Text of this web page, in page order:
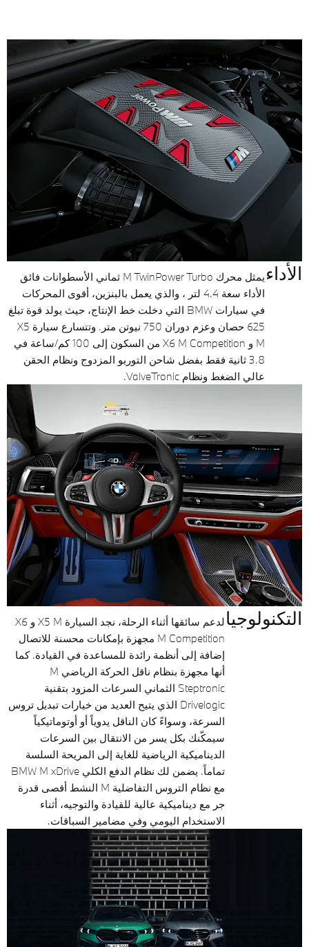
الأداء
يمثل محرك M TwinPower Turbo ثماني الأسطوانات فائق
الأداء سعة 4.4 لتر ، والذي يعمل بالبنزين، أقوى المحركات
في سيارات BMW التي دخلت خط الإنتاج، حيث يولد قوة تبلغ
625 حصان وعزم دوران 750 نيوتن متر. وتتسارع سيارة X5
M و X6 M Competition من السكون إلى 100 كم/ساعة في
3.8 ثانية فقط بفضل شاحن التوربو المزدوج ونظام الحقن
عالي الضغط ونظام ValveTronic.
التكنولوجيا
لدعم سائقها أثناء الرحلة، نجد السيارة X5 M و X6
M Competition مجهزة بإمكانات محسنة للاتصال
إضافة إلى أنظمة رائدة للمساعدة في القيادة. كما
أنها مجهزة بنظام ناقل الحركة الرياضي M
Steptronic الثماني السرعات المزود بتقنية
Drivelogic الذي يتيح العديد من خيارات تبديل تروس
السرعة، وسواءً كان الناقل يدوياً أو أوتوماتيكياً
سيمكّنك بكل يسر من الانتقال بين السرعات
الديناميكية الرياضية للغاية إلى المريحة السلسة
تماماً. يضمن لك نظام الدفع الكلي BMW M xDrive
مع نظام التروس التفاضلية M النشط أقصى قدرة
جر مع ديناميكية عالية للقيادة والتوجيه، أثناء
الاستخدام اليومي وفي مضامير السباقات.